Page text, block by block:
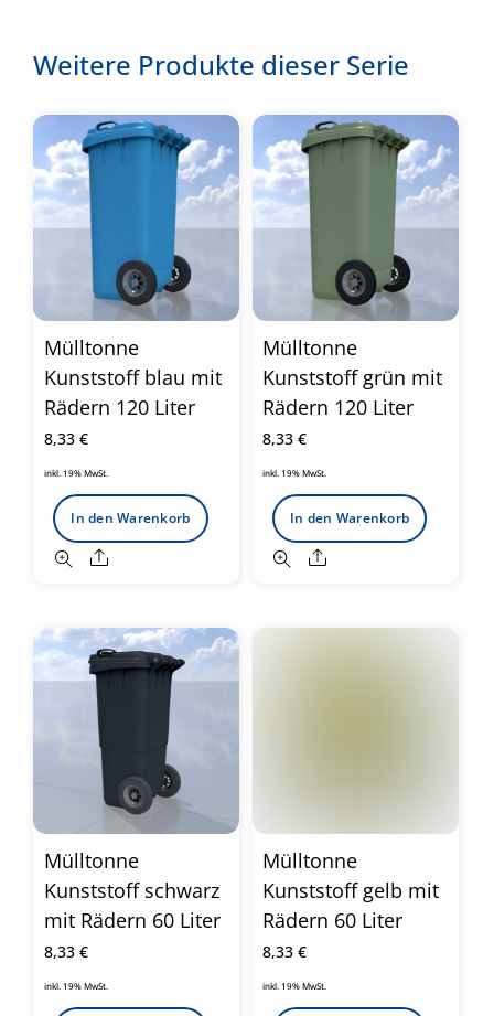
Weitere Produkte dieser Serie
Mülltonne
Kunststoff blau mit
Rädern 120 Liter
8,33 €
inkl. 19% MwSt.
In den Warenkorb
Share
Mülltonne
Kunststoff grün mit
Rädern 120 Liter
8,33€
inkl. 19% MwSt.
In den Warenkorb
Share
Mülltonne
Kunststoff schwarz
mit Rädern 60 Liter
8,33 €
inkl. 19% MwSt.
Mülltonne
Kunststoff gelb mit
Rädern 60 Liter
8,33€
inkl. 19% MwSt.